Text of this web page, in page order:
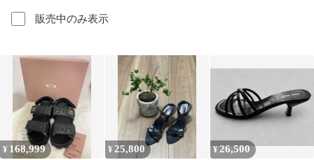
販売中のみ表示
¥ 168,999 ¥ 25,800 ¥26,500